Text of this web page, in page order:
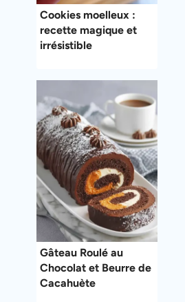
Cookies moelleux :
recette magique et
irrésistible
Gâteau Roulé au
Chocolat et Beurre de
Cacahuète